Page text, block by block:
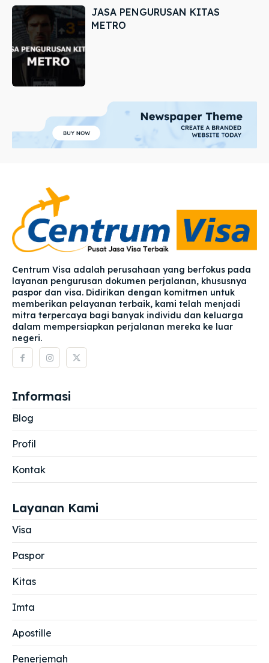
JASA PENGURUSAN KITAS
METRO
Centrum Visa adalah perusahaan yang berfokus pada
layanan pengurusan dokumen perjalanan, khususnya
paspor dan visa. Didirikan dengan komitmen untuk
memberikan pelayanan terbaik, kami telah menjadi
mitra terpercaya bagi banyak individu dan keluarga
dalam mempersiapkan perjalanan mereka ke luar
negeri.
Informasi
Blog
Profil
Kontak
Layanan Kami
Visa
Paspor
Kitas
Imta
Apostille
Penerjemah